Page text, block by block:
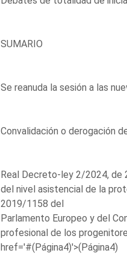
SUMARIO
Se reanuda la sesión a las
Convalidación o derogación
Real Decreto-ley 2/2024, de
del nivel asistencial de la
2019/1158 del
Parlamento Europeo y del
profesional de los
href='#(Página4)'>(Página4)